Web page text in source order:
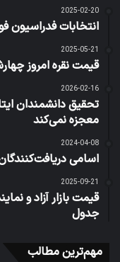
2025-02-20
انتخابات فدراسیون
2025-05-21
قیمت نقره امروز چهارشنبه ۳۱ اردیبهشت ۱۴۰۴
2026-02-16
تحقیق دانشمندان
معجزه نمی‌کند
2024-04-08
اسامی
2025-09-21
جدول
مهم‌ترین مطالب